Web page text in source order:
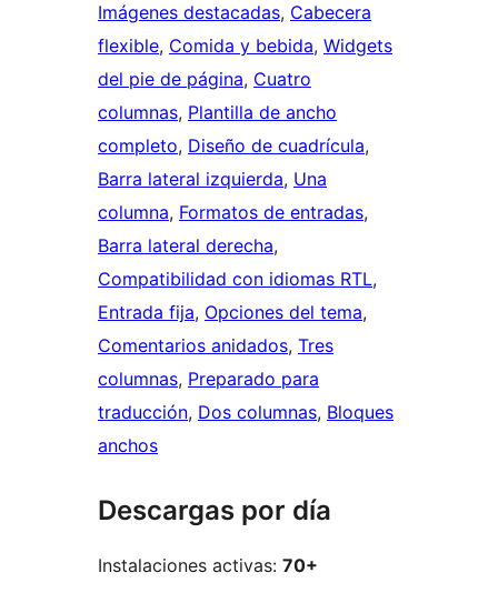
Imágenes destacadas, Cabecera
flexible, Comida y bebida, Widgets
del pie de página, Cuatro
columnas, Plantilla de ancho
completo, Diseño de cuadrícula
Barra lateral izquierda, Una
columna, Formatos de entradas
Barra lateral derecha
Compatibilidad con idiomas RTL
Entrada fija, Opciones del tema
Comentarios anidados, Tres
columnas, Preparado para
traducción, Dos columnas, Bloques
anchos
Descargas por día
Instalaciones activas: 70+